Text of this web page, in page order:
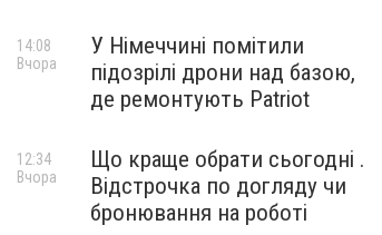
У Німеччині помітили
підозрілі дрони над базою,
де ремонтують Patriot
14:08
Вчора
Що краще обрати сьогодні .
Відстрочка по догляду чи
бронювання на роботі
12:34
Вчора